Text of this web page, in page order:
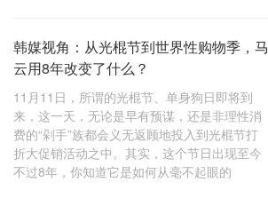
韩媒视角：从光棍节到世界性购物季，马
云用8年改变了什么？
11月11日，所谓的光棍节、单身狗日即将到
来，这一天，无论是早有预谋，还是非理性消
费的“剁手”族都会义无返顾地投入到光棍节打
折大促销活动之中。其实，这个节日出现至今
不过8年，你知道它是如何从毫不起眼的